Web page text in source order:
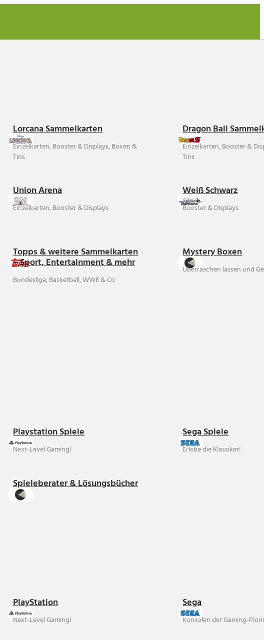
Lorcana Sammelkarten
Einzelkarten, Booster & Displays, Boxen &
Tins
Dragon Ball
Einzelkarten, Booster &
Tins
Union Arena
Einzelkarten, Booster & Displays
Weiß Schwarz
Booster & Displays
Topps & weitere Sammelkarten
– Sport, Entertainment & mehr
Bundesliga, Basketball, WWE & Co
Mystery Boxen
Überraschen lassen und
Playstation Spiele
Next-Level Gaming!
Sega Spiele
Erlebe die Klassiker!
Spieleberater & Lösungsbücher
PlayStation
Next-Level Gaming!
Sega
Konsolen der Gaming-